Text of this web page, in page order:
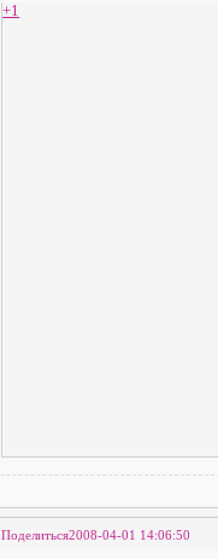
+1
Поделиться2008-04-01 14:06:50